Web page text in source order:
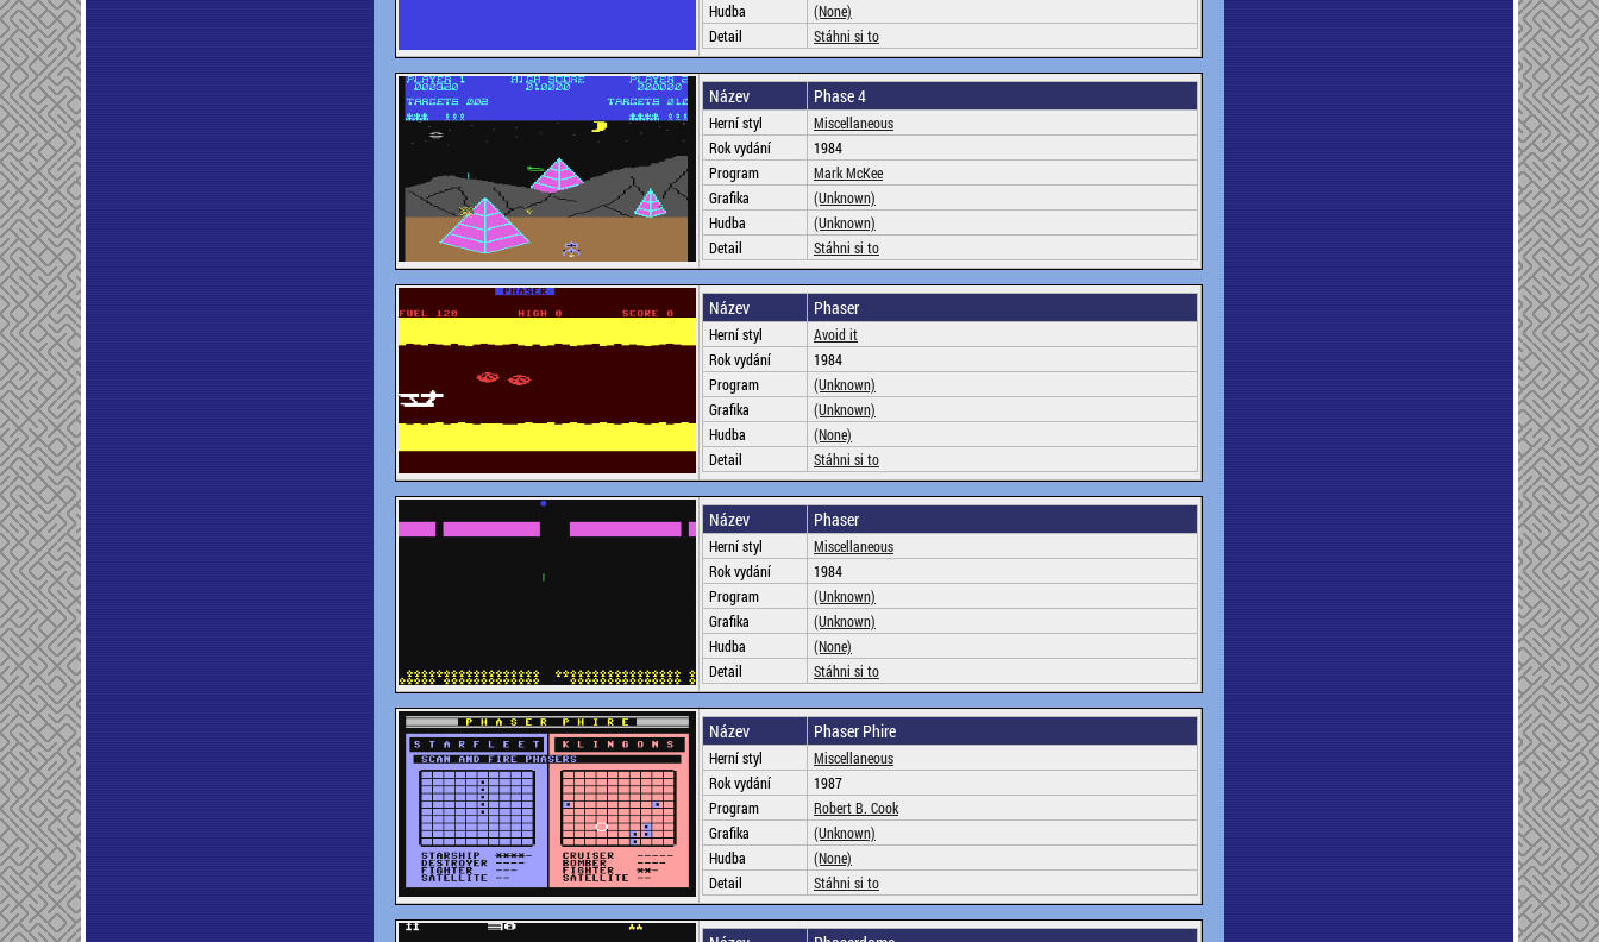
Hudba
(None)
Detail
Stáhni si to
Název Phase 4
Herní styl
Miscellaneous
Rok vydání
1984
Program
Mark McKee
Grafika
(Unknown)
Hudba
(Unknown)
Detail
Stáhni si to
Název Phaser
Herní styl
Avoid it
Rok vydání
1984
Program
(Unknown)
Grafika
(Unknown)
Hudba
(None)
Detail
Stáhni si to
Název Phaser
Herní styl
Miscellaneous
Rok vydání
1984
Program
(Unknown)
Grafika
(Unknown)
Hudba
(None)
Detail
Stáhni si to
Název Phaser Phire
Herní styl
Miscellaneous
Rok vydání
1987
Program
Robert B. Cook
Grafika
(Unknown)
Hudba
(None)
Detail
Stáhni si to